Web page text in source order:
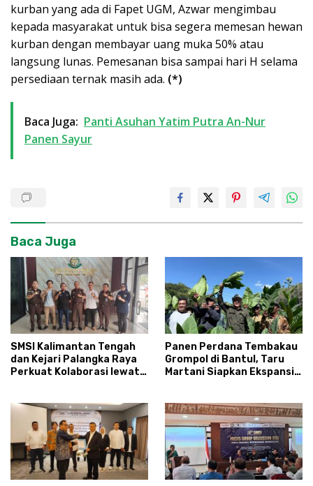
kurban yang ada di Fapet UGM, Azwar mengimbau
kepada masyarakat untuk bisa segera memesan hewan
kurban dengan membayar uang muka 50% atau
langsung lunas. Pemesanan bisa sampai hari H selama
persediaan ternak masih ada. (*)
Baca Juga: Panti Asuhan Yatim Putra An-Nur
Panen Sayur
Baca Juga
SMSI Kalimantan Tengah
dan Kejari Palangka Raya
Perkuat Kolaborasi lewat
Panen Perdana Tembakau
Grompol di Bantul, Taru
Martani Siapkan Ekspansi